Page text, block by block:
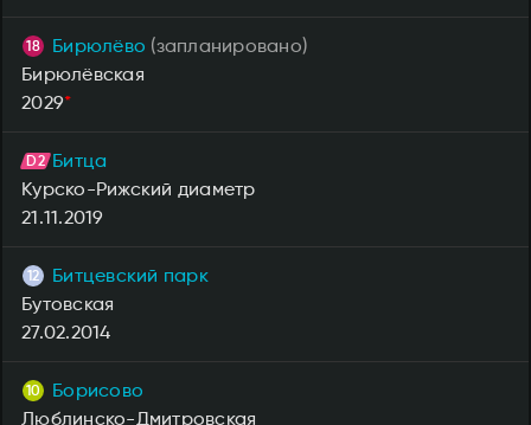
Бирюлёво (запланировано)
Бирюлёвская
2029*
Битца
Курско-Рижский диаметр
21.11.2019
Битцевский парк
Бутовская
27.02.2014
Борисово
Люблинско-Дмитровская